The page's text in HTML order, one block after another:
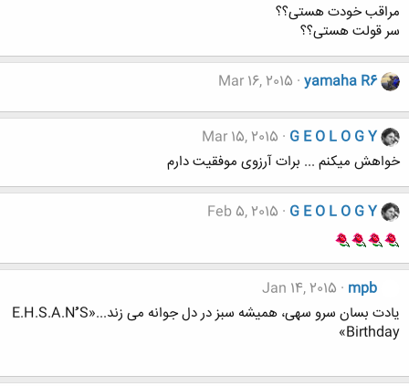
مراقب خودت هستی؟؟
سر قولت هستی؟؟
yamaha R6
Mar 16, 2015
G E O L O G Y
Mar 15, 2015
خواهش میکنم ... برات آرزوی موفقیت دارم
G E O L O G Y
Feb 5, 2015
mpb
Jan 14, 2015
یادت بسان سرو سهی، همیشه سبز در دل جوانه می زند...«E.H.S.A.Nُُُ S
Birthday»